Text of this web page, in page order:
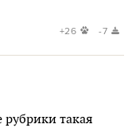
+26 -7
такая